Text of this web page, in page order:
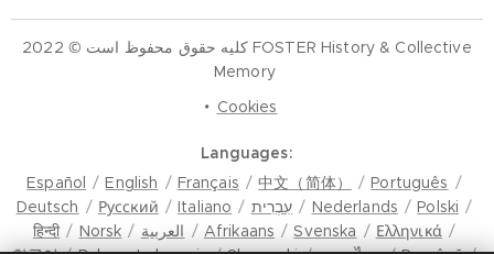
کلیه حقوق محفوظ است © 2022 FOSTER History & Collective
Memory
Cookies
Languages
Español
English Français 中文（简体）
Português
Deutsch
Русский Italiano עִבְרִית Nederlands
Polski
हिन्दी
Norsk العربية Afrikaans Svenska
Ελληνικά